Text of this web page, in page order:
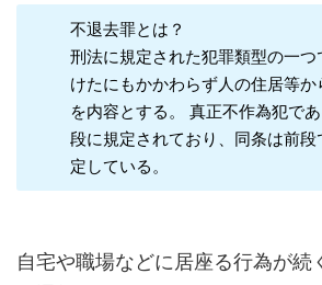
不退去罪とは？
刑法に規定された犯罪類型の一
けたにもかかわらず人の住居等か
を内容とする。 真正不作為犯で
段に規定されており、同条は前
定している。
自宅や職場などに居座る行為が続